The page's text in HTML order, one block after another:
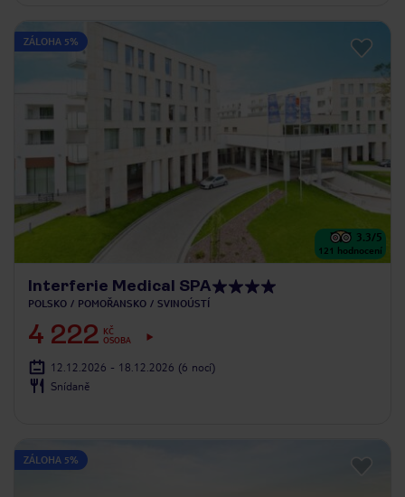
ZÁLOHA 5%
3.3/5
121 hodnocení
Interferie Medical SPA
POLSKO POMOŘANSKO SVINOÚSTÍ
4 222 KČ
OSOBA
12.12.2026 - 18.12.2026 (6 nocí)
Snídaně
ZÁLOHA 5%